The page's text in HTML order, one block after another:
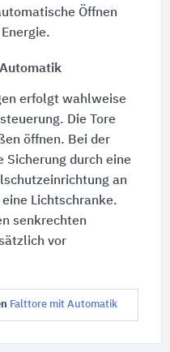
Öffnen
erfolgt wahlweise
Die Tore
öffnen. Bei der
durch eine
an
Lichtschranke.
senkrechten
vor
Falttore mit Automatik